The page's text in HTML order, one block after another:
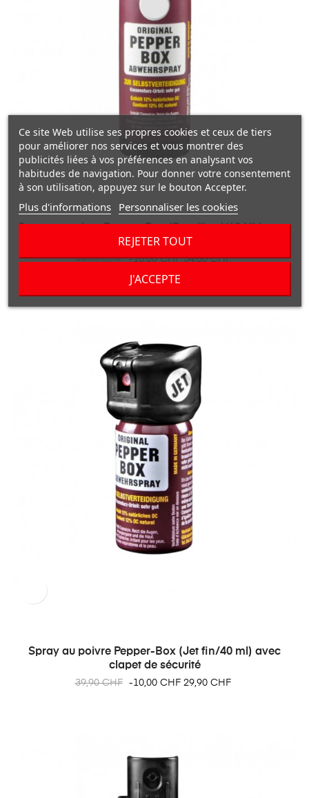
Spray au poivre Pepper-Box (Brouillard/63 ML) avec
clapet de sécurité
Prix
44,00 CHF -10,00 CHF Prix
34,00 CHF
Spray au poivre Pepper-Box (Jet fin/40 ml) avec
clapet de sécurité
Prix
39,90 CHF -10,00 CHF Prix
29,90 CHF
Ce site Web utilise ses propres cookies et ceux de tiers
pour améliorer nos services et vous montrer des
publicités liées à vos préférences en analysant vos
habitudes de navigation. Pour donner votre consentement
à son utilisation, appuyez sur le bouton Accepter.
Plus d'informations Personnaliser les cookies
REJETER TOUT
J'ACCEPTE